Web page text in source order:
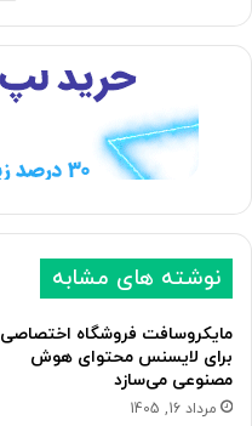
نوشته های مشابه
مایکروسافت فروشگاه اختصاصی
برای لایسنس محتوای هوش
مصنوعی می‌سازد
مرداد 16, 1405